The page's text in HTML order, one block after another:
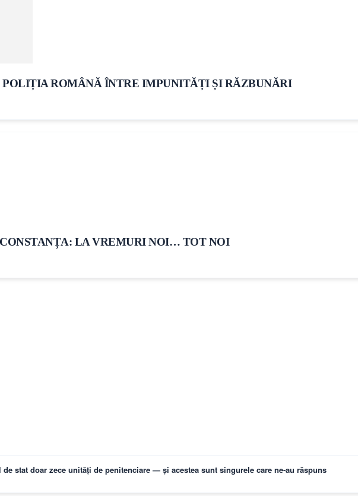
ROMÂNĂ ÎNTRE IMPUNITĂȚI ȘI RĂZBUNĂRI
LA VREMURI NOI… TOT NOI
stat doar zece unități de penitenciare — și acestea sunt singurele care ne-au răspuns